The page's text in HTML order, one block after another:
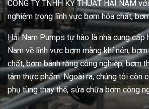
CÔNG TY TNHH KỸ THUẬT HẢI NAM
nghiệm trong lĩnh vực bơm hóa chất,
Hải Nam Pumps tự hào là nhà cung cấp
Nam về lĩnh vực bơm màng khí nén,
chất, bơm bánh răng công nghiệp, bơm
tâm thực phẩm. Ngoài ra, chúng tôi còn
phụ tùng thay thế, sửa chữa bơm công